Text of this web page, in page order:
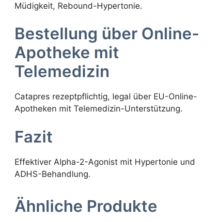
Müdigkeit, Rebound-Hypertonie.
Bestellung über Online-
Apotheke mit
Telemedizin
Catapres rezeptpflichtig, legal über EU-Online-
Apotheken mit Telemedizin-Unterstützung.
Fazit
Effektiver Alpha-2-Agonist mit Hypertonie und
ADHS-Behandlung.
Ähnliche Produkte